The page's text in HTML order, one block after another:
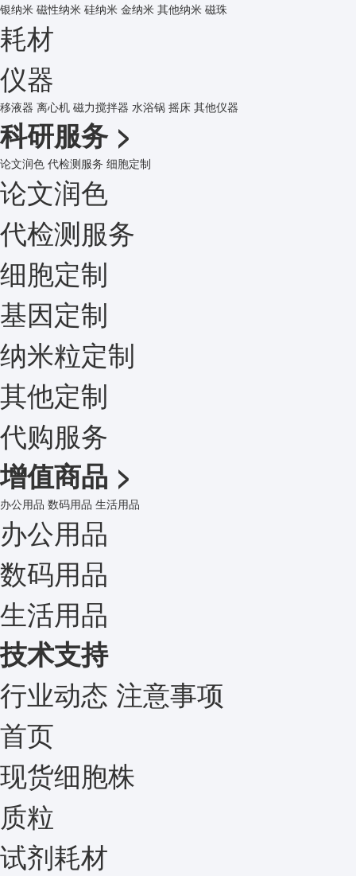
银纳米 磁性纳米 硅纳米 金纳米 其他纳米 磁珠
耗材
仪器
移液器 离心机 磁力搅拌器 水浴锅 摇床 其他仪器
科研服务 >
论文润色 代检测服务 细胞定制
论文润色
代检测服务
细胞定制
基因定制
纳米粒定制
其他定制
代购服务
增值商品 >
办公用品 数码用品 生活用品
办公用品
数码用品
生活用品
技术支持
行业动态 注意事项
首页
现货细胞株
质粒
试剂耗材